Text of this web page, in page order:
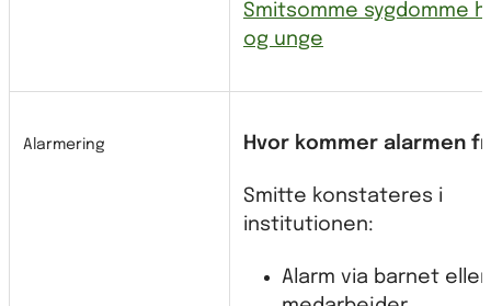
Smitsomme sygdomme
og unge
Alarmering Hvor kommer alarmen
Smitte konstateres i
institutionen:
Alarm via barnet